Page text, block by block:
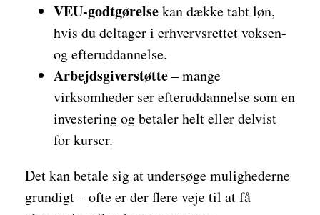
VEU-godtgørelsekan dække tabt løn,
hvis du deltager i erhvervsrettet voksen-
og efteruddannelse.
Arbejdsgiverstøtte– mange
virksomheder ser efteruddannelse som en
investering og betaler helt eller delvist
for kurser.
Det kan betale sig at undersøge mulighederne
grundigt – ofte er der flere veje til at få